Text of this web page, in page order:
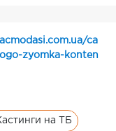
ca
zyomka-konten
на ТБ